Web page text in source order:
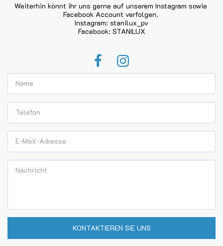
Weiterhin könnt ihr uns gerne auf unserem Instagram sowie
Facebook Account verfolgen.
Instagram: stanilux_pv
Facebook: STANILUX
KONTAKTIEREN SIE UNS